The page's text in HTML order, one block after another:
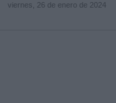
viernes, 26 de enero de 2024